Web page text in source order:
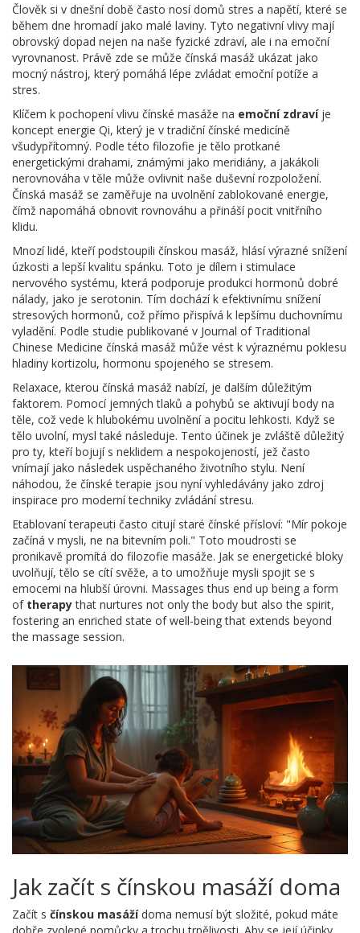
Člověk si v dnešní době často nosí domů stres a napětí, které se
během dne hromadí jako malé laviny. Tyto negativní vlivy mají
obrovský dopad nejen na naše fyzické zdraví, ale i na emoční
vyrovnanost. Právě zde se může čínská masáž ukázat jako
mocný nástroj, který pomáhá lépe zvládat emoční potíže a
stres.
Klíčem k pochopení vlivu čínské masáže na emoční zdravíje
koncept energie Qi, který je v tradiční čínské medicíně
všudypřítomný. Podle této filozofie je tělo protkané
energetickými drahami, známými jako meridiány, a jakákoli
nerovnováha v těle může ovlivnit naše duševní rozpoložení.
Čínská masáž se zaměřuje na uvolnění zablokované energie,
čímž napomáhá obnovit rovnováhu a přináší pocit vnitřního
klidu.
Mnozí lidé, kteří podstoupili čínskou masáž, hlásí výrazné snížení
úzkosti a lepší kvalitu spánku. Toto je dílem i stimulace
nervového systému, která podporuje produkci hormonů dobré
nálady, jako je serotonin. Tím dochází k efektivnímu snížení
stresových hormonů, což přímo přispívá k lepšímu duchovnímu
vyladění. Podle studie publikované v Journal of Traditional
Chinese Medicine čínská masáž může vést k výraznému poklesu
hladiny kortizolu, hormonu spojeného se stresem.
Relaxace, kterou čínská masáž nabízí, je dalším důležitým
faktorem. Pomocí jemných tlaků a pohybů se aktivují body na
těle, což vede k hlubokému uvolnění a pocitu lehkosti. Když se
tělo uvolní, mysl také následuje. Tento účinek je zvláště důležitý
pro ty, kteří bojují s neklidem a nespokojeností, jež často
vnímají jako následek uspěchaného životního stylu. Není
náhodou, že čínské terapie jsou nyní vyhledávány jako zdroj
inspirace pro moderní techniky zvládání stresu.
Etablovaní terapeuti často citují staré čínské přísloví: "Mír pokoje
začíná v mysli, ne na bitevním poli." Toto moudrosti se
pronikavě promítá do filozofie masáže. Jak se energetické bloky
uvolňují, tělo se cítí svěže, a to umožňuje mysli spojit se s
emocemi na hlubší úrovni. Massages thus end up being a form
of therapythat nurtures not only the body but also the spirit,
fostering an enriched state of well-being that extends beyond
the massage session.
Jak začít s čínskou masáží doma
Začít s čínskou masážídoma nemusí být složité, pokud máte